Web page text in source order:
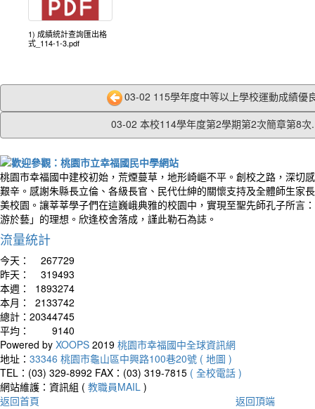
1) 成績統計查詢匯出格
式_114-1-3.pdf
03-02 115學年度中等以上學校運動成績優
03-02 本校114學年度第2學期第2次簡章第8次
桃園市幸福國中建校初始，荒煙蔓草，地形崎嶇不平。創校之路，深切
艱辛。感謝朱縣長立倫、各級長官、民代仕紳的關懷支持及全體師生家
美校園。讓莘莘學子們在這巍峨典雅的校園中，實現至聖先師孔子所言
游於藝」的理想。欣逢校舍落成，謹此勒石為誌。
流量統計
今天：
267729
昨天：
319493
本週：
1893274
本月：
2133742
總計： 20344745
平均：
9140
Powered by XOOPS 2019 桃園市幸福國中全球資訊網
地址： 33346 桃園市龜山區中興路100巷20號 ( 地圖 )
TEL：(03) 329-8992 FAX：(03) 319-7815 ( 全校電話 )
網站維護：資訊組 ( 教職員MAIL )
返回首頁
返回頂端